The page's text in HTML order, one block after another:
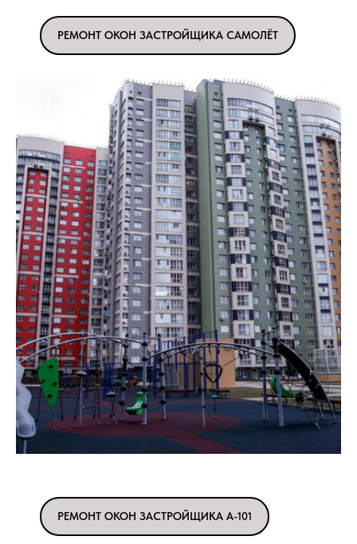
РЕМОНТ ОКОН ЗАСТРОЙЩИКА САМОЛЁТ
РЕМОНТ ОКОН ЗАСТРОЙЩИКА А-101